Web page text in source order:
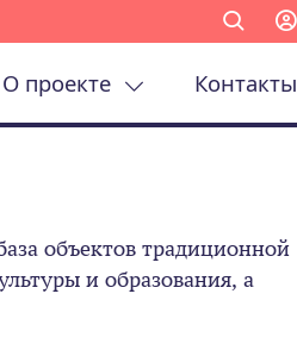
О проекте Контакты
объектов традиционной
и образования, а